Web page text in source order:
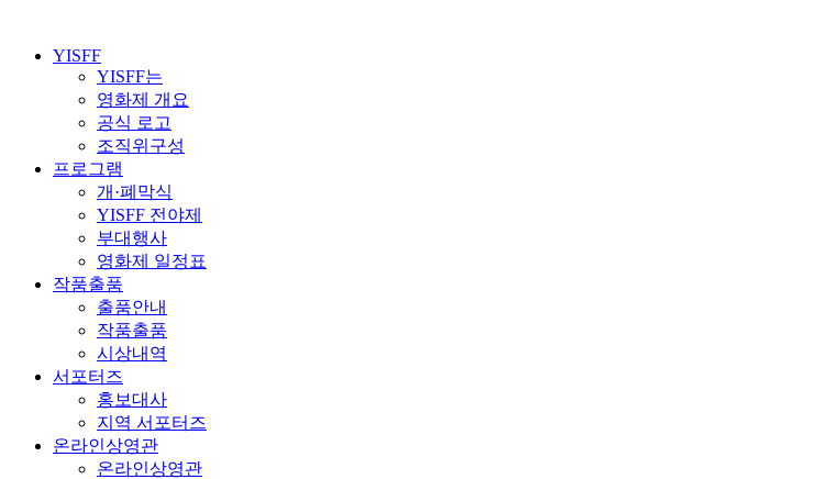
YISFF
YISFF는
영화제 개요
공식 로고
조직위구성
프로그램
개·폐막식
YISFF 전야제
부대행사
영화제 일정표
작품출품
출품안내
작품출품
시상내역
서포터즈
홍보대사
지역 서포터즈
온라인상영관
온라인상영관